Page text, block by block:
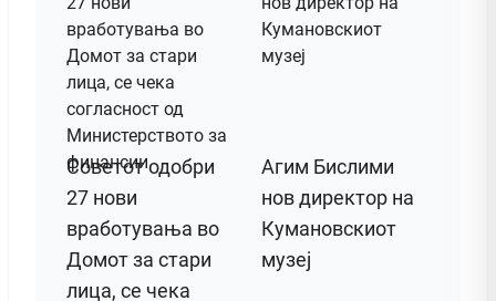
Советот одобри
27 нови
вработувања во
Домот за стари
лица, се чека
Агим Бислими
нов директор на
Кумановскиот
музеј